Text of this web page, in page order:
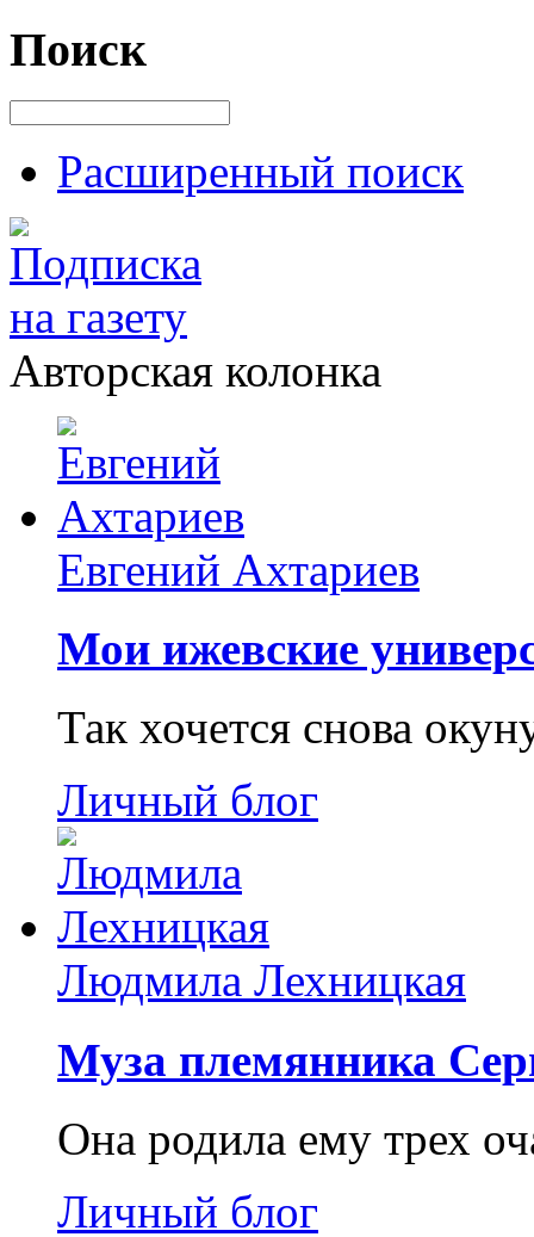
Поиск
Расширенный поиск
Авторская колонка
Евгений Ахтариев
Мои ижевские
Так хочется снова
Личный блог
Людмила Лехницкая
Муза племянника
Она родила ему трех
Личный блог